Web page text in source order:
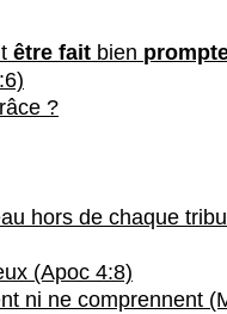
être fait bien
?
hors de chaque
(Apoc 4:8)
ni ne comprennent